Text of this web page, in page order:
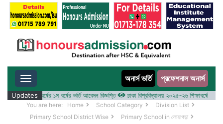
Toggle navigation অনার্স ভর্তি প্রফেশনাল অনার্স
Updates
২৬ শিক্ষাবর্ষের ১ম বর্ষের ভর্তি আবেদন বিজ্ঞপ্তি ঢাকা বিশ্ববিদ্যালয় ২০২৫-২৬ শিক্ষাবর্ষে
You are here: Home School Category
Division List
Primary School District Wise
Primary School in লোহাগড়া